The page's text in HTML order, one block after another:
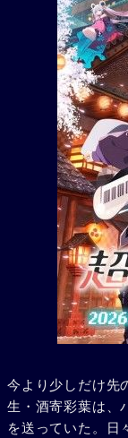
今より少しだけ先
生・酒寄彩葉は、
を送っていた。日